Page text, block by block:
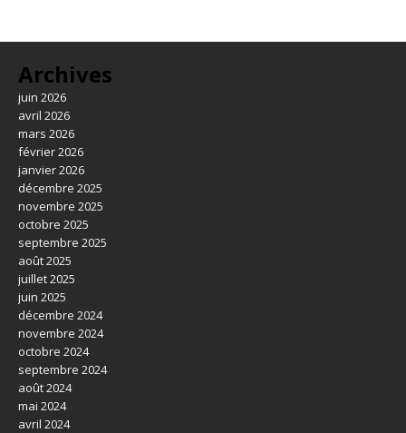
Archives
juin 2026
avril 2026
mars 2026
février 2026
janvier 2026
décembre 2025
novembre 2025
octobre 2025
septembre 2025
août 2025
juillet 2025
juin 2025
décembre 2024
novembre 2024
octobre 2024
septembre 2024
août 2024
mai 2024
avril 2024